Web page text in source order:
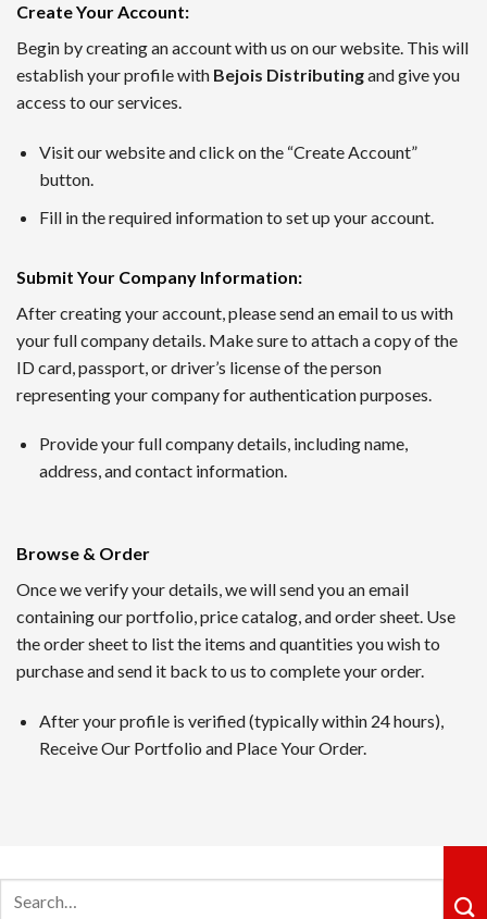
Create Your Account:
Begin by creating an account with us on our website. This will
establish your profile with Bejois Distributingand give you
access to our services.
Visit our website and click on the “Create Account”
button.
Fill in the required information to set up your account.
Submit Your Company Information:
After creating your account, please send an email to us with
your full company details. Make sure to attach a copy of the
ID card, passport, or driver’s license of the person
representing your company for authentication purposes.
Provide your full company details, including name,
address, and contact information.
Browse & Order
Once we verify your details, we will send you an email
containing our portfolio, price catalog, and order sheet. Use
the order sheet to list the items and quantities you wish to
purchase and send it back to us to complete your order.
After your profile is verified (typically within 24 hours),
Receive Our Portfolio and Place Your Order.
ボーナスインフォメーション、新着キャンペーン、業界の
TAROがピックアップした、2026年7月時点でに日本のユー
1番 ワンダーカジノ
ンクダウンなしというシステムで、長期的にプレイするほ
2nd ルーベット
Read Review
サッカーや野球など国内のスポーツにも幅広く対応するスポ
られる機能も提供されていて評判です。日本語対応スタッ
4位 カジノシークレット（Casino Secret）
レビューを見る
カジノシークレットカジノは革新性のあるキャッシュバッ
ョングループ配下の運営体制も信頼感を高めています。
遊雅堂は2021年にオープンしたベラジョンのグループのネ
るロイヤルティ制度も整っていますしており、プレイすれ